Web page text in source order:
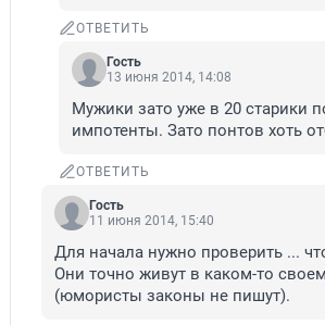
ОТВЕТИТЬ
Гость
13 июня 2014, 14:08
Мужики зато уже в 20 старики
импотенты. Зато понтов хоть
ОТВЕТИТЬ
Гость
11 июня 2014, 15:40
Для начала нужно проверить ...
Они точно живут в каком-то
(юмористы законы не пишут).